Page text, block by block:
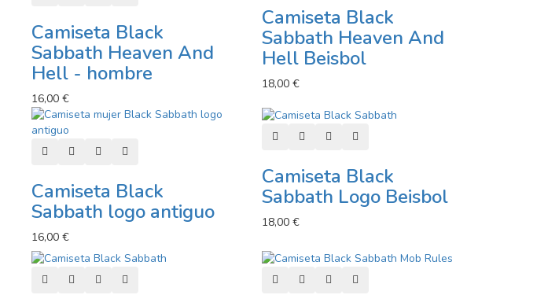
Camiseta Black
Sabbath Heaven And
Hell - hombre
16,00 €
Camiseta Black
Sabbath Heaven And
Hell Beisbol
18,00 €
Añadir al carro
Añadir a lista de deseos
Añadir a comparador
Camiseta Black
Sabbath logo antiguo
16,00 €
Añadir al carro
Añadir a lista de deseos
Añadir a comparador
Vista rápida
Camiseta Black
Sabbath Logo Beisbol
18,00 €
Añadir al carro
Añadir a lista de deseos
Añadir a comparador Añadir al carro
Añadir a lista de deseos
Añadir a comparador
Vista rápida